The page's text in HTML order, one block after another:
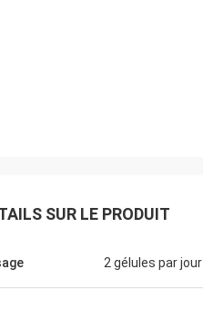
problèmes il peut avoir sentez
SUR LE PRODUIT
2 gélules par jour